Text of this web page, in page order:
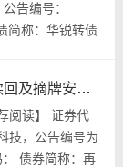
告编号：
简称：华锐转债
再升科技：再22转债赎回及摘牌安排，这些日期要记好
阅读】 证券代
技，公告编号为
债券简称：再